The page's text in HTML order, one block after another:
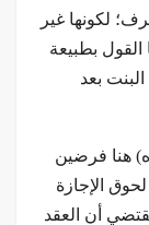
لكونها غير
القول بطبيعة
بعد
هنا فرضين
الإجازة
أن العقد